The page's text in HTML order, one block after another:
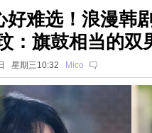
好难选！浪漫韩
：旗鼓相当的双
星期三10:32 Mico